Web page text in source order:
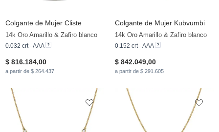
Colgante de Mujer Cliste
14k Oro Amarillo & Zafiro blanco
0.032 crt - AAA
$ 816.184,00
a partir de $ 264.437
Colgante de Mujer Kubvumbi
14k Oro Amarillo & Zafiro blanco
0.152 crt - AAA
$ 842.049,00
a partir de $ 291.605